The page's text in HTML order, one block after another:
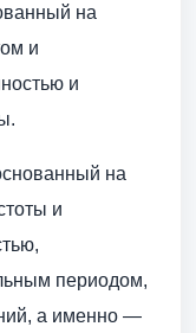
на
и
и
на
и
периодом,
а именно —